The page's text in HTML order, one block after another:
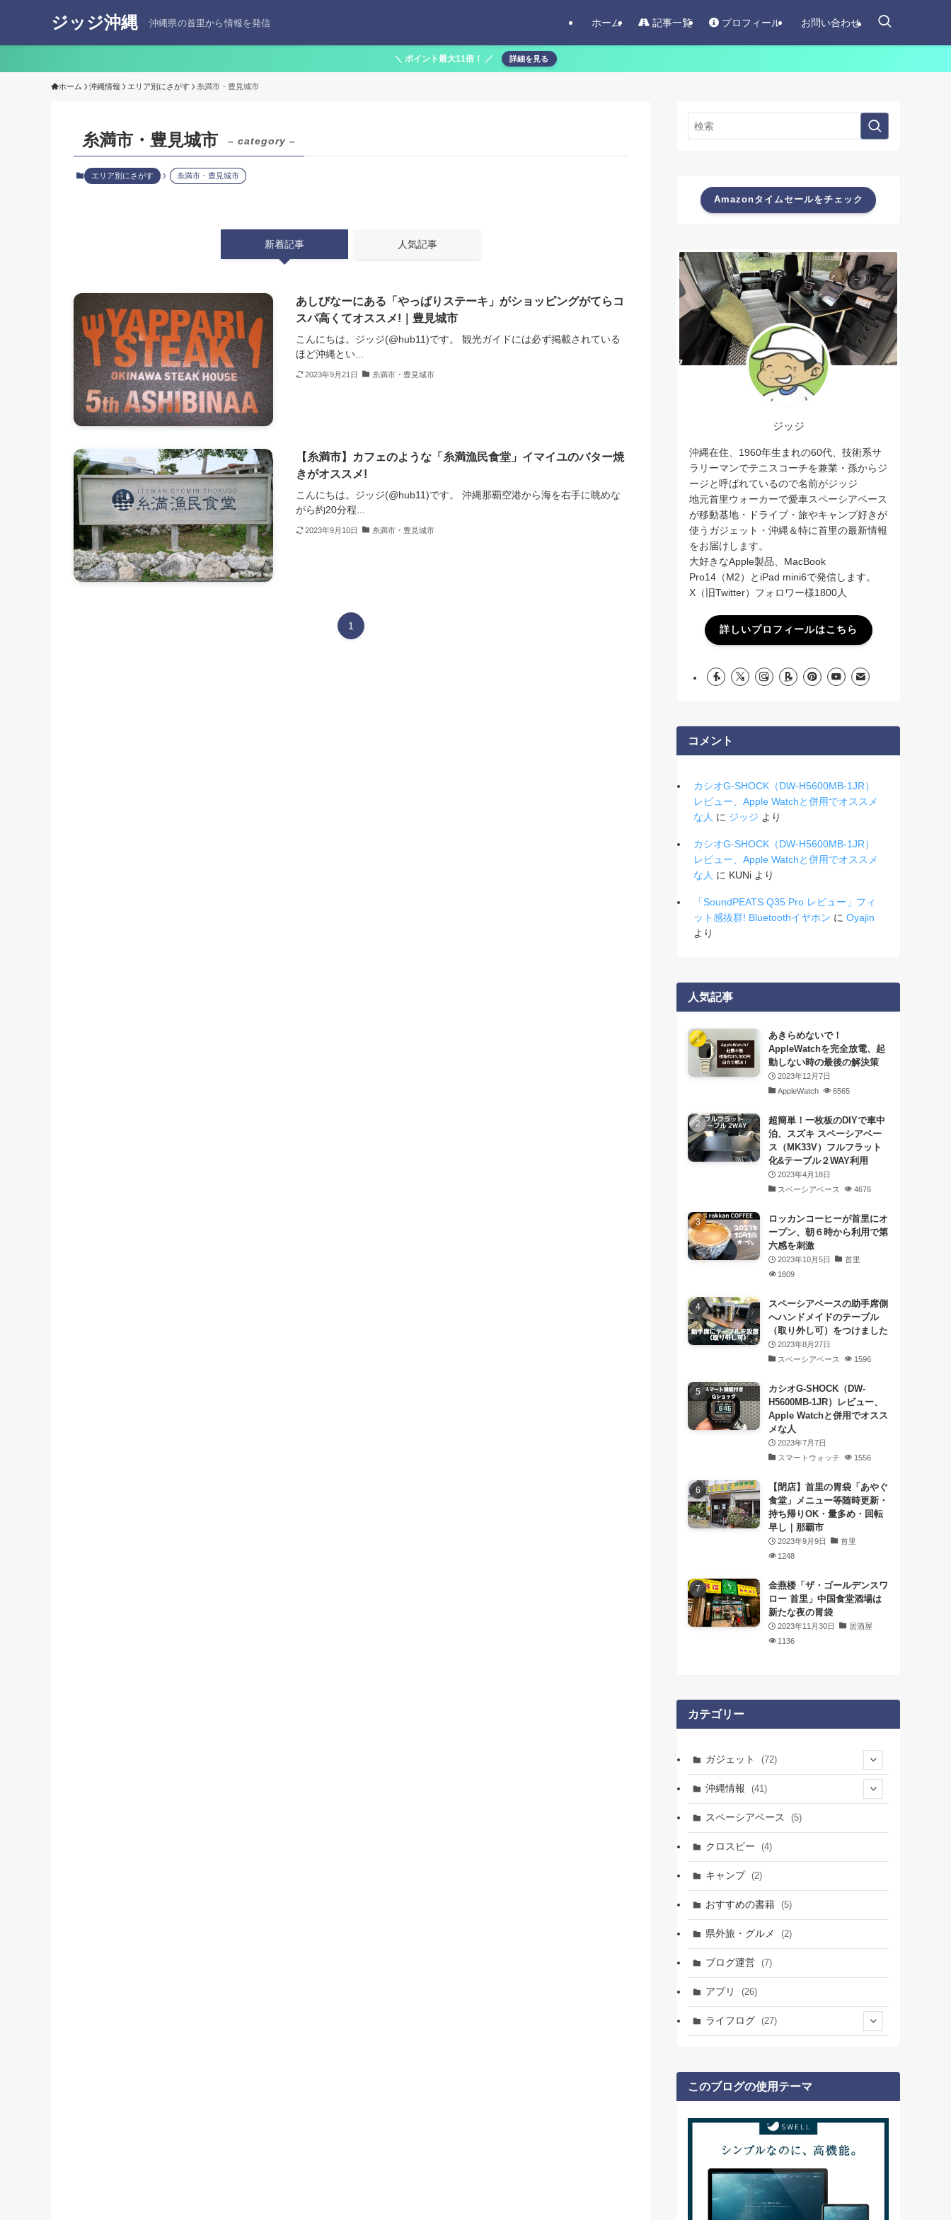
ジッジ沖縄 沖縄県の首里から情報を発信 ホーム 記事一覧 プロフィール お問い合わせ
＼ ポイント最大11倍！ ／ 詳細を見る
ホーム 沖縄情報 エリア別にさがす 糸満市・豊見城市
糸満市・豊見城市 – category –
エリア別にさがす 糸満市・豊見城市
新着記事 人気記事
あしびなーにある「やっぱりステーキ」がショッピングがてらコ
スパ高くてオススメ!｜豊見城市
こんにちは。ジッジ(@hub11)です。 観光ガイドには必ず掲載されている
ほど沖縄とい...
2023年9月21日 糸満市・豊見城市
【糸満市】カフェのような「糸満漁民食堂」イマイユのバター焼
きがオススメ!
こんにちは。ジッジ(@hub11)です。 沖縄那覇空港から海を右手に眺めな
がら約20分程...
2023年9月10日 糸満市・豊見城市
1
Amazonタイムセールをチェック
ジッジ
沖縄在住、1960年生まれの60代、技術系サ
ラリーマンでテニスコーチを兼業・孫からジ
ージと呼ばれているので名前がジッジ
地元首里ウォーカーで愛車スペーシアベース
が移動基地・ドライブ・旅やキャンプ好きが
使うガジェット・沖縄＆特に首里の最新情報
をお届けします。
大好きなApple製品、MacBook
Pro14（M2）とiPad mini6で発信します。
X（旧Twitter）フォロワー様1800人
詳しいプロフィールはこちら
コメント
カシオG-SHOCK（DW-H5600MB-1JR）
レビュー、Apple Watchと併用でオススメ
な人 に ジッジ より
カシオG-SHOCK（DW-H5600MB-1JR）
レビュー、Apple Watchと併用でオススメ
な人 に KUNi より
「SoundPEATS Q35 Pro レビュー」フィ
ット感抜群! Bluetoothイヤホン に Oyajin
より
人気記事
あきらめないで！
AppleWatchを完全放電、起
動しない時の最後の解決策
2023年12月7日
AppleWatch
6565
超簡単！一枚板のDIYで車中
泊、スズキ スペーシアベー
ス（MK33V）フルフラット
化&テーブル２WAY利用
2023年4月18日
スペーシアベース
4676
ロッカンコーヒーが首里にオ
ープン、朝６時から利用で第
六感を刺激
2023年10月5日
首里
1809
スペーシアベースの助手席側
へハンドメイドのテーブル
（取り外し可）をつけました
2023年8月27日
スペーシアベース
1596
カシオG-SHOCK（DW-
H5600MB-1JR）レビュー、
Apple Watchと併用でオスス
メな人
2023年7月7日
スマートウォッチ
1556
【閉店】首里の胃袋「あやぐ
食堂」メニュー等随時更新・
持ち帰りOK・量多め・回転
早し｜那覇市
2023年9月9日
首里
1248
金燕楼「ザ・ゴールデンスワ
ロー 首里」中国食堂酒場は
新たな夜の胃袋
2023年11月30日
居酒屋
1136
カテゴリー
ガジェット (72)
(25)
(14)
(12)
(7)
(5)
(4)
沖縄情報 (41)
(38)
(4)
(14)
(1)
(2)
(4)
(1)
(1)
(8)
(7)
(1)
(3)
(2)
スペーシアベース (5)
クロスビー (4)
キャンプ (2)
おすすめの書籍 (5)
県外旅・グルメ (2)
ブログ運営 (7)
アプリ (26)
ライフログ (27)
(7)
このブログの使用テーマ